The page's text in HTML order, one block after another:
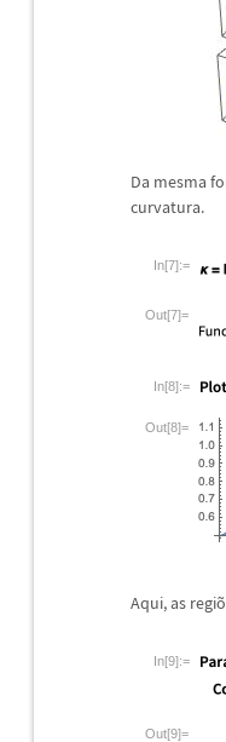
Da mesma
curvatura.
In[7]:=
Out[7]=
In[8]:=
Out[8]=
Aqui, as regiõ
In[9]:=
Out[9]=